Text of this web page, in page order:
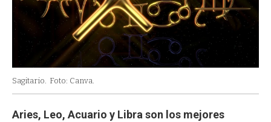
Sagitario. Foto: Canva.
Aries, Leo, Acuario y Libra son los mejores